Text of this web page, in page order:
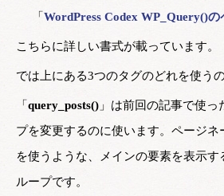
「 WordPress Codex WP_Query()の
こちらに詳しい書式が載っています。
では上にある3つのタグのどれを使う
「 query_posts() 」は前回の記事で使
プを変更するのに使います。ページネ
を使うような、メインの要素を表示す
ループです。